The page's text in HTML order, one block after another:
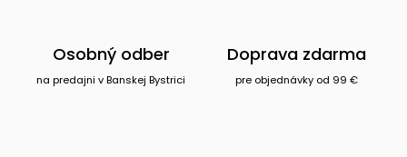
Osobný odber
na predajni v Banskej Bystrici
Doprava zdarma
pre objednávky od 99 €